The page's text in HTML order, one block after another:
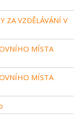
ZA VZDĚLÁVÁNÍ V
MÍSTA
MÍSTA